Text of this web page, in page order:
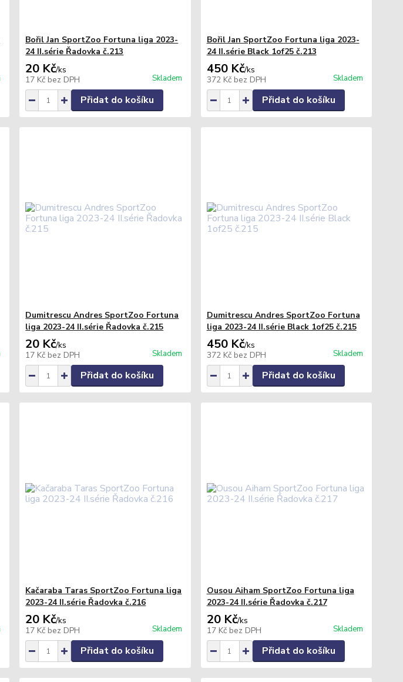
Bořil Jan SportZoo Fortuna liga 2023-
24 II.série Řadovka č.213
20 Kč/ks
17 Kč bez DPH Skladem
Přidat do košíku
Bořil Jan SportZoo Fortuna liga 2023-
24 II.série Black 1of25 č.213
450 Kč/ks
372 Kč bez DPH Skladem
Přidat do košíku
Dumitrescu Andres SportZoo Fortuna
liga 2023-24 II.série Řadovka č.215
20 Kč/ks
17 Kč bez DPH Skladem
Přidat do košíku
Dumitrescu Andres SportZoo Fortuna
liga 2023-24 II.série Black 1of25 č.215
450 Kč/ks
372 Kč bez DPH Skladem
Přidat do košíku
Kačaraba Taras SportZoo Fortuna liga
2023-24 II.série Řadovka č.216
20 Kč/ks
17 Kč bez DPH Skladem
Přidat do košíku
Ousou Aiham SportZoo Fortuna liga
2023-24 II.série Řadovka č.217
20 Kč/ks
17 Kč bez DPH Skladem
Přidat do košíku